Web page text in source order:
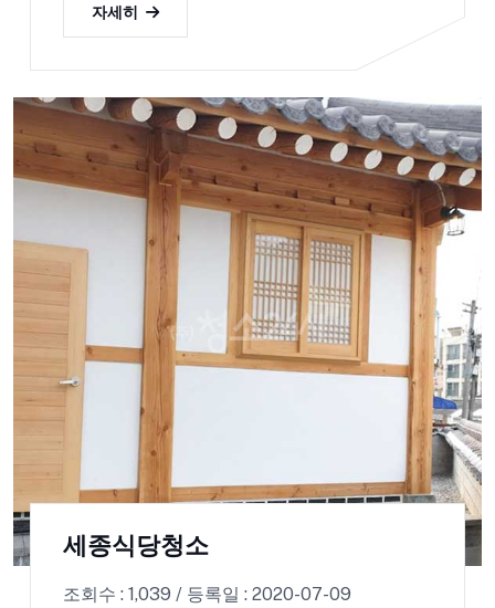
자세히
세종식당청소
조회수 : 1,039 / 등록일 : 2020-07-09